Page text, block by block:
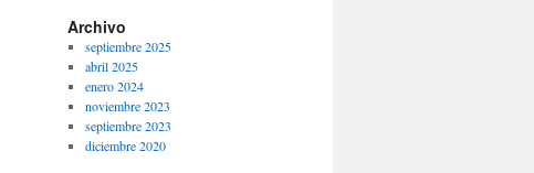
Archivo
septiembre 2025
abril 2025
enero 2024
noviembre 2023
septiembre 2023
diciembre 2020